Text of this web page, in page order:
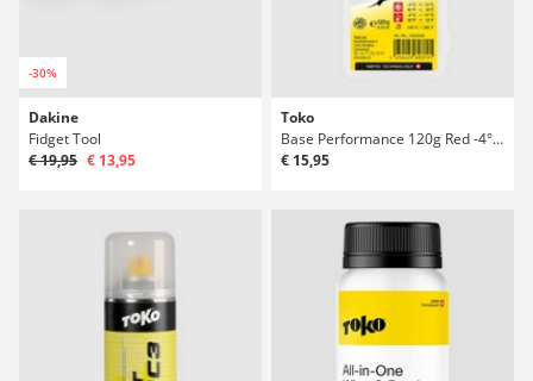
-30%
Dakine
Fidget Tool
€ 19,95 € 13,95
Toko
Base Performance 120g Red -4°C / -12° Surfwachs
€ 15,95